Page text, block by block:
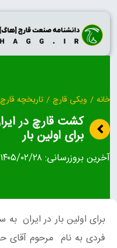
Skip
content
خانه / ویکی قارچ / تاریخچه قارچ
کشت قارچ در
برای اولین بار
آخرین بروزرسانی:۱۴۰۵/۰۲/۲۸
فردی به نام مرحوم آقای